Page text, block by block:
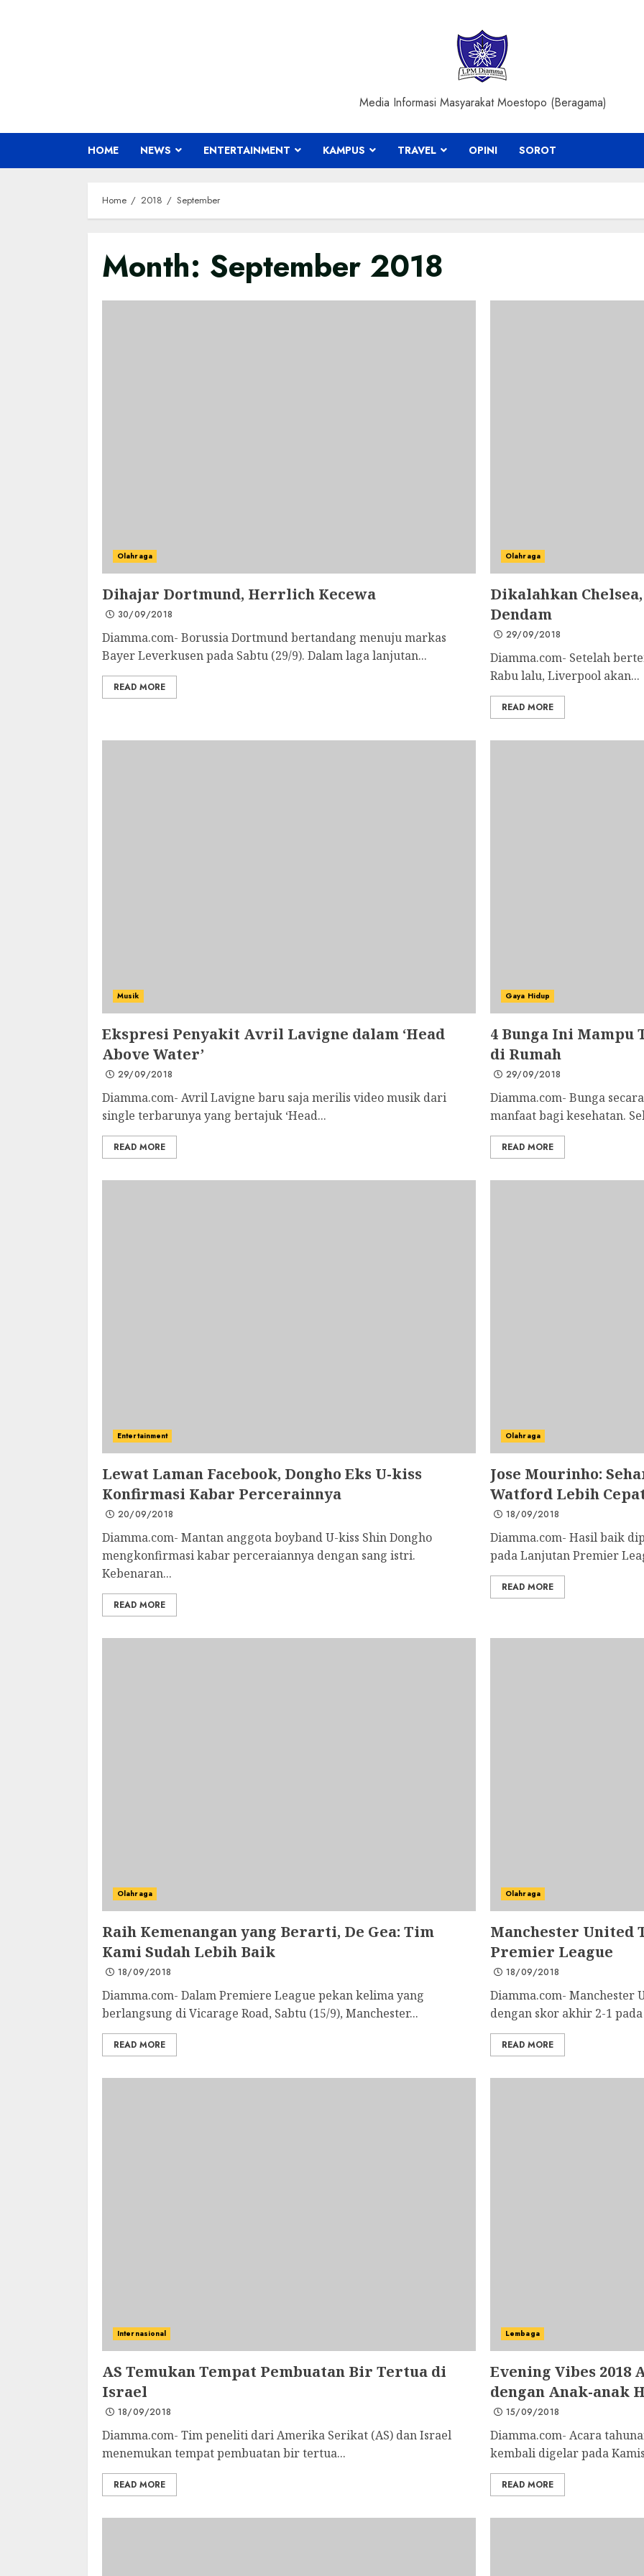
Media Informasi Masyarakat Moestopo (Beragama)
HOME NEWS ENTERTAINMENT KAMPUS TRAVEL OPINI SOROT
Home 2018 September
Month: September 2018
Olahraga
Dihajar Dortmund, Herrlich Kecewa
30/09/2018
Diamma.com- Borussia Dortmund bertandang menuju markas
Bayer Leverkusen pada Sabtu (29/9). Dalam laga lanjutan...
READ MORE
Olahraga
Dikalahkan
Dendam
29/09/2018
Diamma.com- Setelah
Rabu lalu, Liverpool akan...
READ MORE
Musik
Ekspresi Penyakit Avril Lavigne dalam ‘Head
Above Water’
29/09/2018
Diamma.com- Avril Lavigne baru saja merilis video musik dari
single terbarunya yang bertajuk ‘Head...
READ MORE
Gaya Hidup
4 Bunga Ini Mampu
di Rumah
29/09/2018
Diamma.com- Bunga
manfaat bagi kesehatan.
READ MORE
Entertainment
Lewat Laman Facebook, Dongho Eks U-kiss
Konfirmasi Kabar Percerainnya
20/09/2018
Diamma.com- Mantan anggota boyband U-kiss Shin Dongho
mengkonfirmasi kabar perceraiannya dengan sang istri.
Kebenaran...
READ MORE
Olahraga
Jose Mourinho:
Watford Lebih
18/09/2018
Diamma.com- Hasil baik
pada Lanjutan Premier
READ MORE
Olahraga
Raih Kemenangan yang Berarti, De Gea: Tim
Kami Sudah Lebih Baik
18/09/2018
Diamma.com- Dalam Premiere League pekan kelima yang
berlangsung di Vicarage Road, Sabtu (15/9), Manchester...
READ MORE
Olahraga
Manchester United
Premier League
18/09/2018
Diamma.com- Manchester
dengan skor akhir 2-1
READ MORE
Internasional
AS Temukan Tempat Pembuatan Bir Tertua di
Israel
18/09/2018
Diamma.com- Tim peneliti dari Amerika Serikat (AS) dan Israel
menemukan tempat pembuatan bir tertua...
READ MORE
Lembaga
Evening Vibes
dengan Anak-anak
15/09/2018
Diamma.com- Acara
kembali digelar pada
READ MORE